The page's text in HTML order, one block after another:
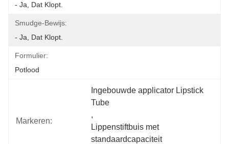
- Ja, Dat Klopt.
Smudge-Bewijs:
- Ja, Dat Klopt.
Formulier:
Potlood
Markeren:
Ingebouwde applicator Lipstick
Tube
,
Lippenstiftbuis met
standaardcapaciteit